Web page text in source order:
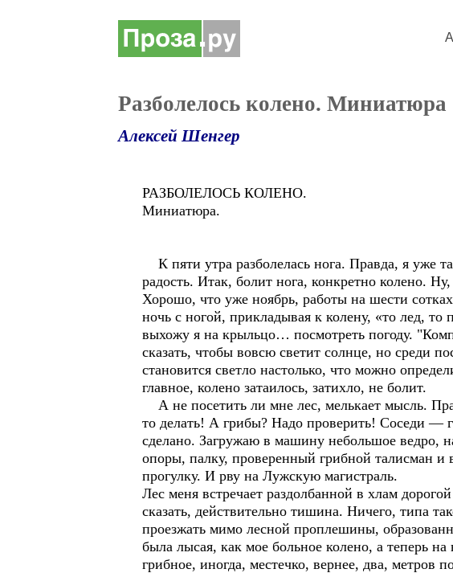
Разболелось колено. Миниатюра
Алексей Шенгер
РАЗБОЛЕЛОСЬ КОЛЕНО.
Миниатюра.
К пяти утра разболелась нога. Правда, я уже
радость. Итак, болит нога, конкретно колено.
Хорошо, что уже ноябрь, работы на шести
ночь с ногой, прикладывая к колену, «то лед,
выхожу я на крыльцо… посмотреть погоду.
сказать, чтобы вовсю светит солнце, но среди
становится светло настолько, что можно
главное, колено затаилось, затихло, не болит.
А не посетить ли мне лес, мелькает мысль.
то делать! А грибы? Надо проверить! Соседи —
сделано. Загружаю в машину небольшое ведро,
опоры, палку, проверенный грибной талисман и
прогулку. И рву на Лужскую магистраль.
Лес меня встречает раздолбанной в хлам
сказать, действительно тишина. Ничего, типа
проезжать мимо лесной проплешины,
была лысая, как мое больное колено, а теперь
грибное, иногда, местечко, вернее, два, метров